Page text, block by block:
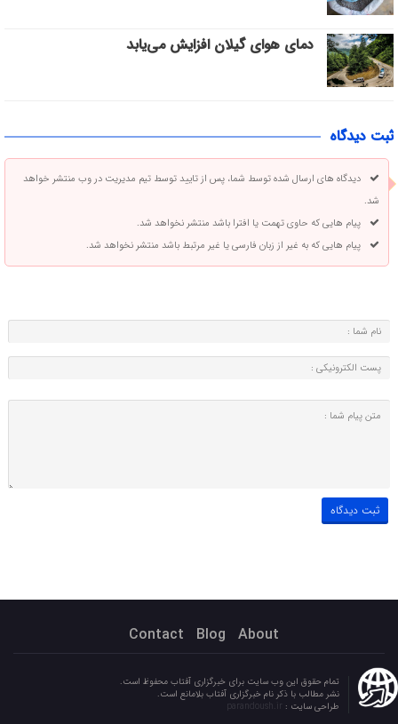
دمای هوای گیلان افزایش می‌یابد
ثبت دیدگاه
دیدگاه های ارسال شده توسط شما، پس از تایید توسط تیم مدیریت در وب منتشر خواهد
شد.
پیام هایی که حاوی تهمت یا افترا باشد منتشر نخواهد شد.
پیام هایی که به غیر از زبان فارسی یا غیر مرتبط باشد منتشر نخواهد شد.
About
Blog
Contact
تمام حقوق این وب سایت برای خبرگزاری آفتاب محفوظ است.
نشر مطالب با ذکر نام خبرگزاری آفتاب بلامانع است.
طراحی سایت :